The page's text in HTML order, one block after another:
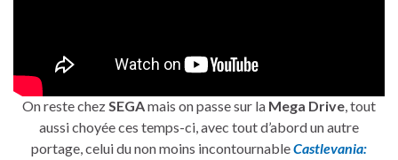
On reste chezSEGAmais on passe sur la Mega Drive, tout
aussi choyée ces temps-ci, avec tout d’abord un autre
portage, celui du non moins incontournableCastlevania: